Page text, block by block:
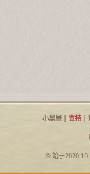
小黑屋| 支持|
© 始于